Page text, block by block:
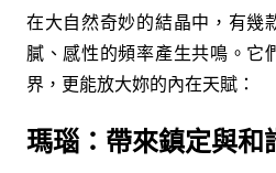
在大自然奇妙的結晶中，有幾
膩、感性的頻率產生共鳴。它
界，更能放大妳的內在天賦：
瑪瑙：帶來鎮定與和